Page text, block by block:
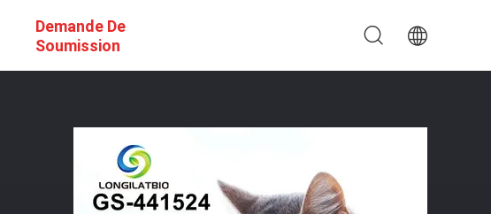
Demande De
Soumission